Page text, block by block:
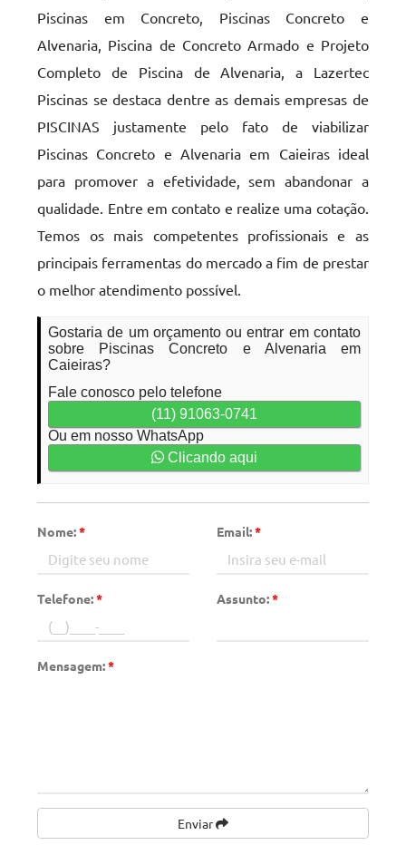
Piscinas em Concreto, Piscinas Concreto e
Alvenaria, Piscina de Concreto Armado e Projeto
Completo de Piscina de Alvenaria, a Lazertec
Piscinas se destaca dentre as demais empresas de
PISCINAS justamente pelo fato de viabilizar
Piscinas Concreto e Alvenaria em Caieiras ideal
para promover a efetividade, sem abandonar a
qualidade. Entre em contato e realize uma cotação.
Temos os mais competentes profissionais e as
principais ferramentas do mercado a fim de prestar
o melhor atendimento possível.
Gostaria de um orçamento ou entrar em contato
sobre Piscinas Concreto e Alvenaria em
Caieiras?
Fale conosco pelo telefone
(11) 91063-0741
Ou em nosso WhatsApp
Clicando aqui
Nome:* Email:*
Telefone:* Assunto:*
Mensagem:*
Enviar